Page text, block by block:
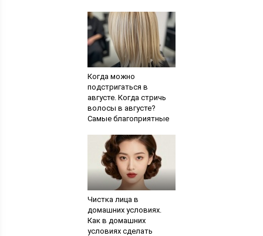
Когда можно
подстригаться в
августе. Когда стричь
волосы в августе?
Самые благоприятные
Чистка лица в
домашних условиях.
Как в домашних
условиях сделать